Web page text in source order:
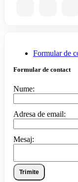
Formular de
Formular de contact
Nume:
Adresa de email:
Mesaj:
Trimite